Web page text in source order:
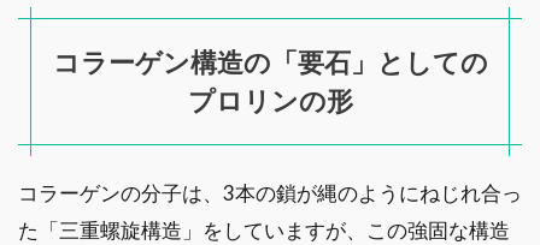
コラーゲン構造の「要石」としての
プロリンの形
コラーゲンの分子は、3本の鎖が縄のようにねじれ合っ
た「三重螺旋構造」をしていますが、この強固な構造